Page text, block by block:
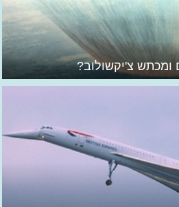
ומכתש צ'יקשולוב?